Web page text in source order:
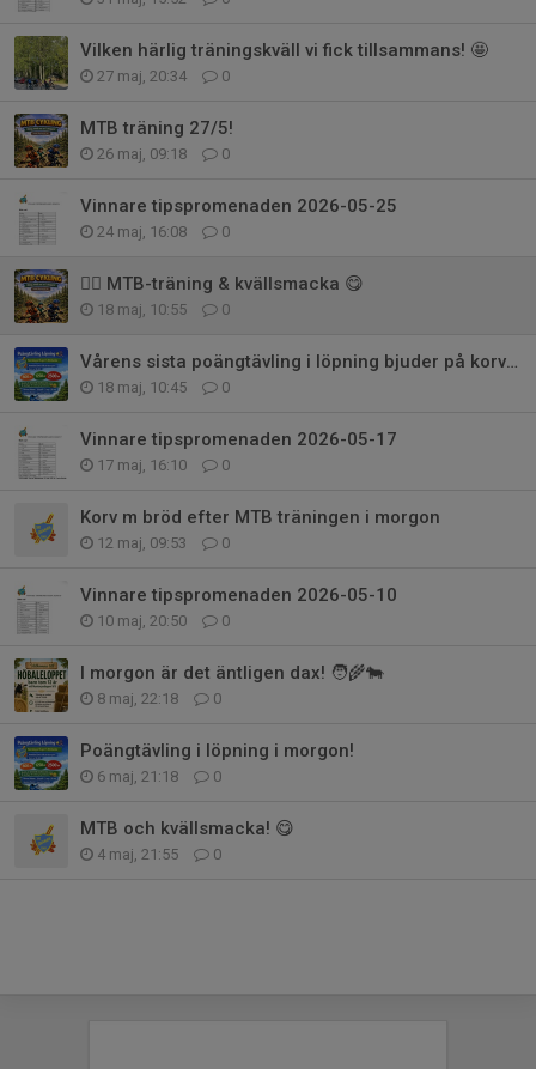
Vilken härlig träningskväll vi fick tillsammans! 🤩
27 maj, 20:34 0
MTB träning 27/5!
26 maj, 09:18 0
Vinnare tipspromenaden 2026-05-25
24 maj, 16:08 0
🚵‍♂️ MTB-träning & kvällsmacka 😋
18 maj, 10:55 0
Vårens sista poängtävling i löpning bjuder på korv m bröd!
18 maj, 10:45 0
Vinnare tipspromenaden 2026-05-17
17 maj, 16:10 0
Korv m bröd efter MTB träningen i morgon
12 maj, 09:53 0
Vinnare tipspromenaden 2026-05-10
10 maj, 20:50 0
I morgon är det äntligen dax! 🧑‍🌾🐄
8 maj, 22:18 0
Poängtävling i löpning i morgon!
6 maj, 21:18 0
MTB och kvällsmacka! 😋
4 maj, 21:55 0